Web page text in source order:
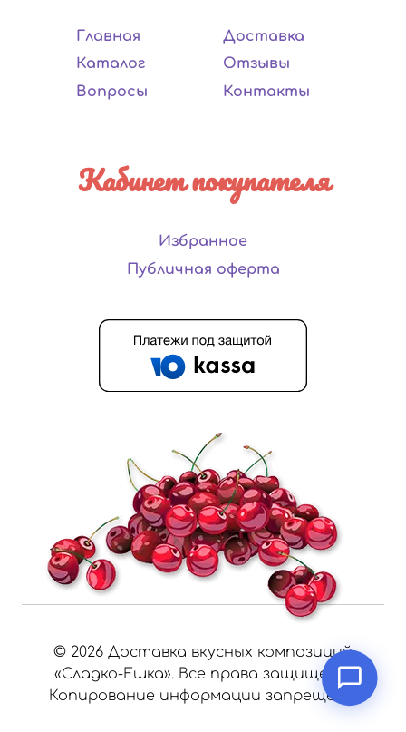
Главная
Каталог
Вопросы
Доставка
Отзывы
Контакты
Кабинет покупателя
Избранное
Публичная оферта
© 2026 Доставка вкусных композиций
«Сладко-Ешка». Все права защищены.
Копирование информации запрещено.